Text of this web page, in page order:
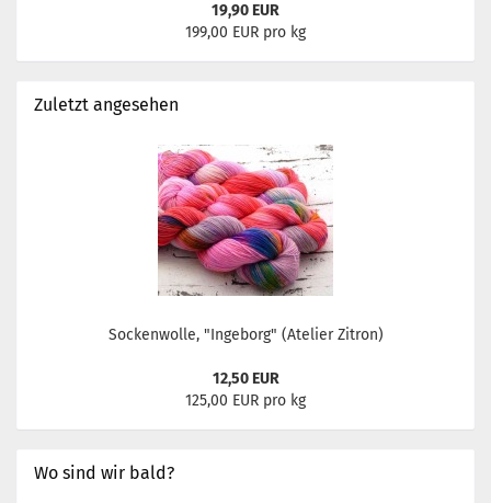
19,90 EUR
199,00 EUR pro kg
Zuletzt angesehen
Sockenwolle, "Ingeborg" (Atelier Zitron)
12,50 EUR
125,00 EUR pro kg
Wo sind wir bald?